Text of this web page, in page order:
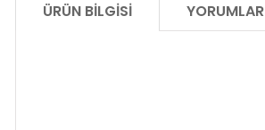
ÜRÜN BILGISI YORUMLAR